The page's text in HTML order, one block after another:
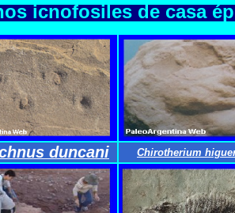
icnofosiles de casa
duncani Chirotherium